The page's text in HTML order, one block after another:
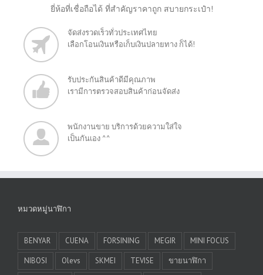
ยี่ห้อที่เชื่อถือได้ ที่สำคัญราคาถูก สบายกระเป๋า!
จัดส่งรวดเร็วทั่วประเทศไทย
เลือกโอนเงินหรือเก็บเงินปลายทาง ก็ได้!
รับประกันสินค้าดีมีคุณภาพ
เรามีการตรวจสอบสินค้าก่อนจัดส่ง
พนักงานขาย บริการด้วยความใส่ใจ
เป็นกันเอง ^^
หมวดหมู่นาฬิกา
BENYAR CUENA FORSINING MEGIR
MINI FOCUS
NIBOSI
Olevs SKMEI TEVISE
ขายนาฬิกา